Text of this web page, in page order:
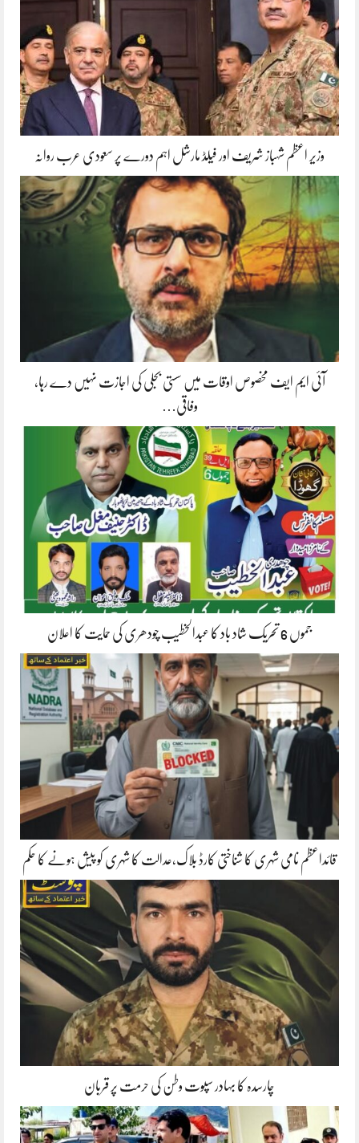
وزیر اعظم شہباز شریف اور فیلڈ مارشل اہم دورے پر سعودی عرب روانہ
آئی ایم ایف مخصوص اوقات میں سستی بجلی کی اجازت نہیں دے رہا،
وفاقی…
جموں 6 تحریک شاد باد کا عبدالخطیب چودھری کی حمایت کا اعلان
قائداعظم نامی شہری کا شناختی کارڈ بلاک،عدالت کا شہری کو پیش ہونے کا حکم
چارسدہ کا بہادر سپوت وطن کی حرمت پر قربان